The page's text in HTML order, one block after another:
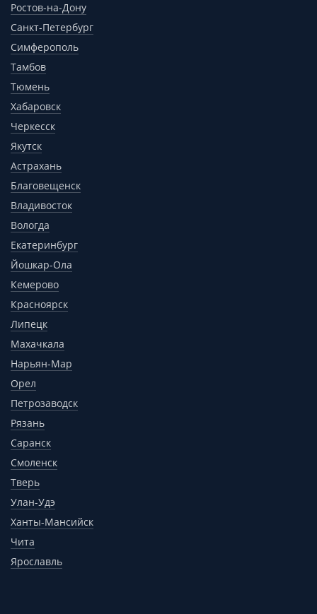
Ростов-на-Дону
Санкт-Петербург
Симферополь
Тамбов
Тюмень
Хабаровск
Черкесск
Якутск
Астрахань
Благовещенск
Владивосток
Вологда
Екатеринбург
Йошкар-Ола
Кемерово
Красноярск
Липецк
Махачкала
Нарьян-Мар
Орел
Петрозаводск
Рязань
Саранск
Смоленск
Тверь
Улан-Удэ
Ханты-Мансийск
Чита
Ярославль